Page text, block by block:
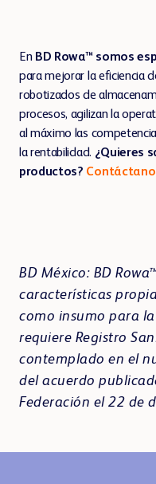
EnBD Rowa™ somos
para mejorar la eficiencia
robotizados de
procesos, agilizan la
al máximo las
la rentabilidad. ¿Quieres
productos?
BD México: BD
características
como insumo para
requiere Registro
contemplado en el
del acuerdo
Federación el 22 de